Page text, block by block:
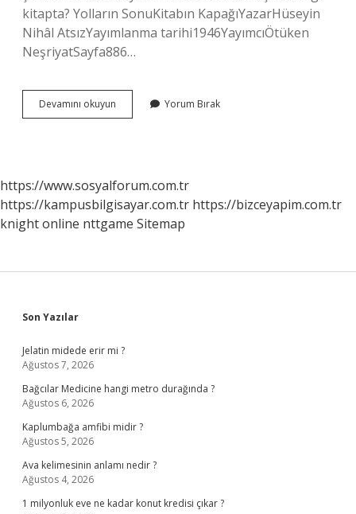
kitapta? Yolların SonuKitabın KapağıYazarHüseyin
Nihâl AtsızYayımlanma tarihi1946YayımcıÖtüken
NeşriyatSayfa886…
Devamını okuyun Kahramanlık
Ne
Yorum Bırak
https://www.sosyalforum.com.tr
https://kampusbilgisayar.com.tr https://bizceyapim.com.tr
knight online nttgame Sitemap
Sidebar
Son Yazılar
Jelatin midede erir mi ?
Ağustos 7, 2026
Bağcılar Medicine hangi metro durağında ?
Ağustos 6, 2026
Kaplumbağa amfibi midir ?
Ağustos 5, 2026
Ava kelimesinin anlamı nedir ?
Ağustos 4, 2026
1 milyonluk eve ne kadar konut kredisi çıkar ?